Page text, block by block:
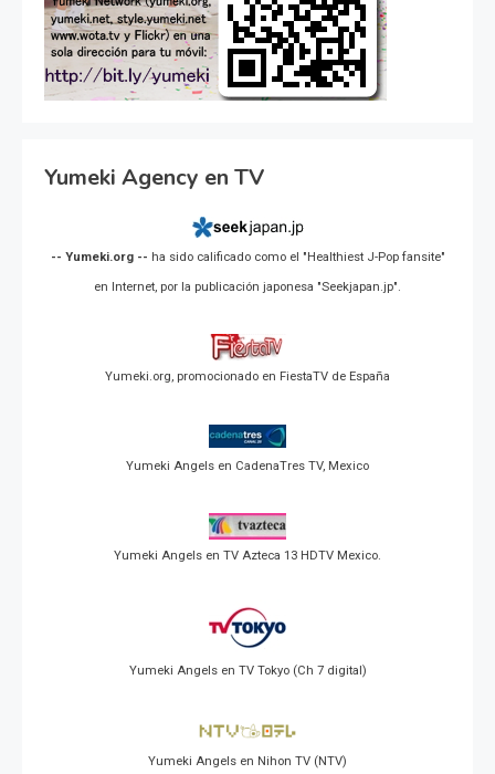
Yumeki Agency en TV
-- Yumeki.org -- ha sido calificado como el "Healthiest J-Pop fansite"
en Internet, por la publicación japonesa "Seekjapan.jp".
Yumeki.org, promocionado en FiestaTV de España
Yumeki Angels en CadenaTres TV, Mexico
Yumeki Angels en TV Azteca 13 HDTV Mexico.
Yumeki Angels en TV Tokyo (Ch 7 digital)
Yumeki Angels en Nihon TV (NTV)